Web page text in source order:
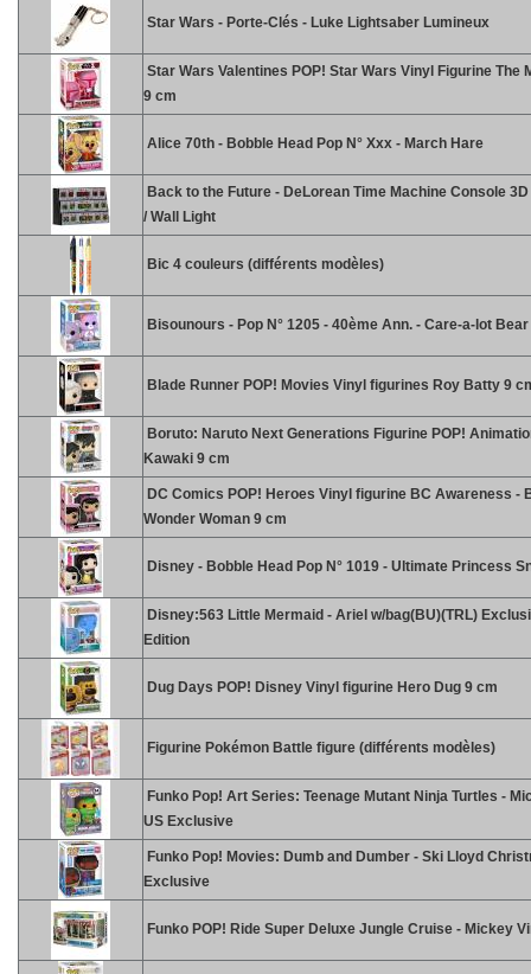
Star Wars - Porte-Clés - Luke Lightsaber Lumineux
Star Wars Valentines POP! Star Wars Vinyl Figurine The
9 cm
Alice 70th - Bobble Head Pop N° Xxx - March Hare
Back to the Future - DeLorean Time Machine Console
/ Wall Light
Bic 4 couleurs (différents modèles)
Bisounours - Pop N° 1205 - 40ème Ann. - Care-a-lot Bear
Blade Runner POP! Movies Vinyl figurines Roy Batty 9
Boruto: Naruto Next Generations Figurine POP!
Kawaki 9 cm
DC Comics POP! Heroes Vinyl figurine BC Awareness -
Wonder Woman 9 cm
Disney - Bobble Head Pop N° 1019 - Ultimate Princess
Disney:563 Little Mermaid - Ariel w/bag(BU)(TRL)
Edition
Dug Days POP! Disney Vinyl figurine Hero Dug 9 cm
Figurine Pokémon Battle figure (différents modèles)
Funko Pop! Art Series: Teenage Mutant Ninja Turtles -
US Exclusive
Funko Pop! Movies: Dumb and Dumber - Ski Lloyd
Exclusive
Funko POP! Ride Super Deluxe Jungle Cruise - Mickey